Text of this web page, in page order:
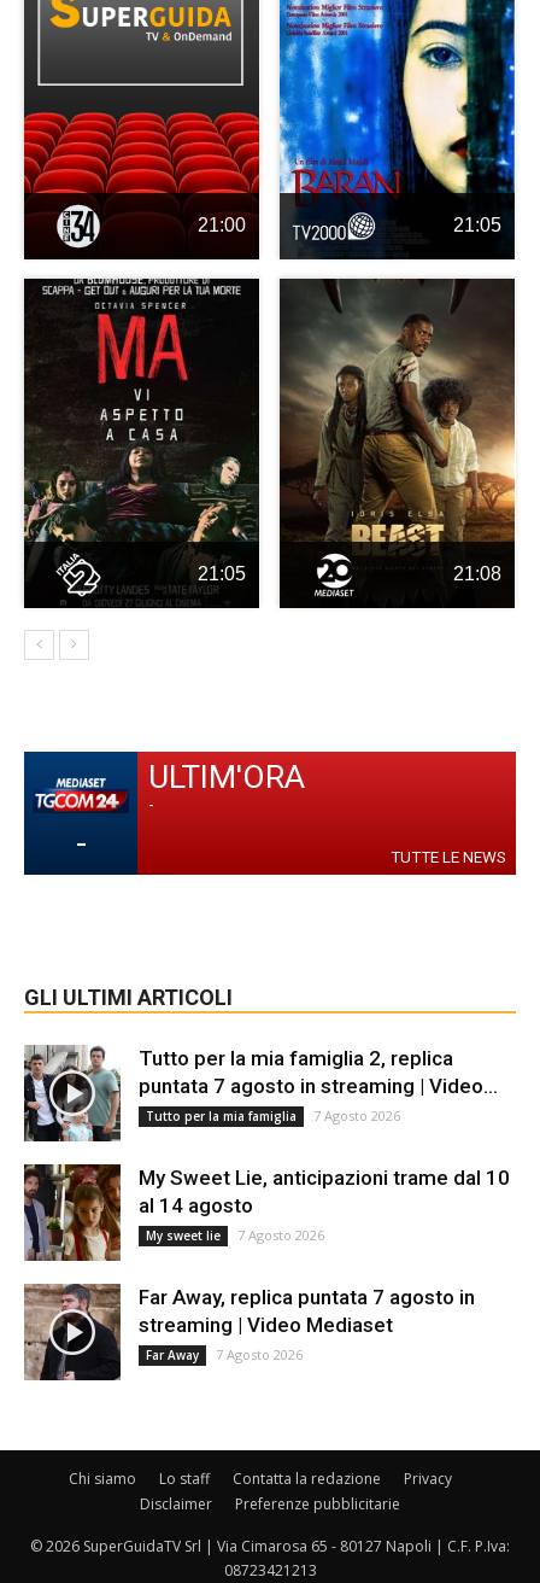
21:00 21:05
21:05 21:08
-
ULTIM'ORA
-
TUTTE LE NEWS
GLI ULTIMI ARTICOLI
Tutto per la mia famiglia 2, replica
puntata 7 agosto in streaming | Video...
Tutto per la mia famiglia 7 Agosto 2026
My Sweet Lie, anticipazioni trame dal 10
al 14 agosto
My sweet lie 7 Agosto 2026
Far Away, replica puntata 7 agosto in
streaming | Video Mediaset
Far Away 7 Agosto 2026
Chi siamo Lo staff Contatta la redazione
Privacy
Disclaimer
Preferenze pubblicitarie
© 2026 SuperGuidaTV Srl | Via Cimarosa 65 - 80127 Napoli | C.F. P.Iva:
08723421213